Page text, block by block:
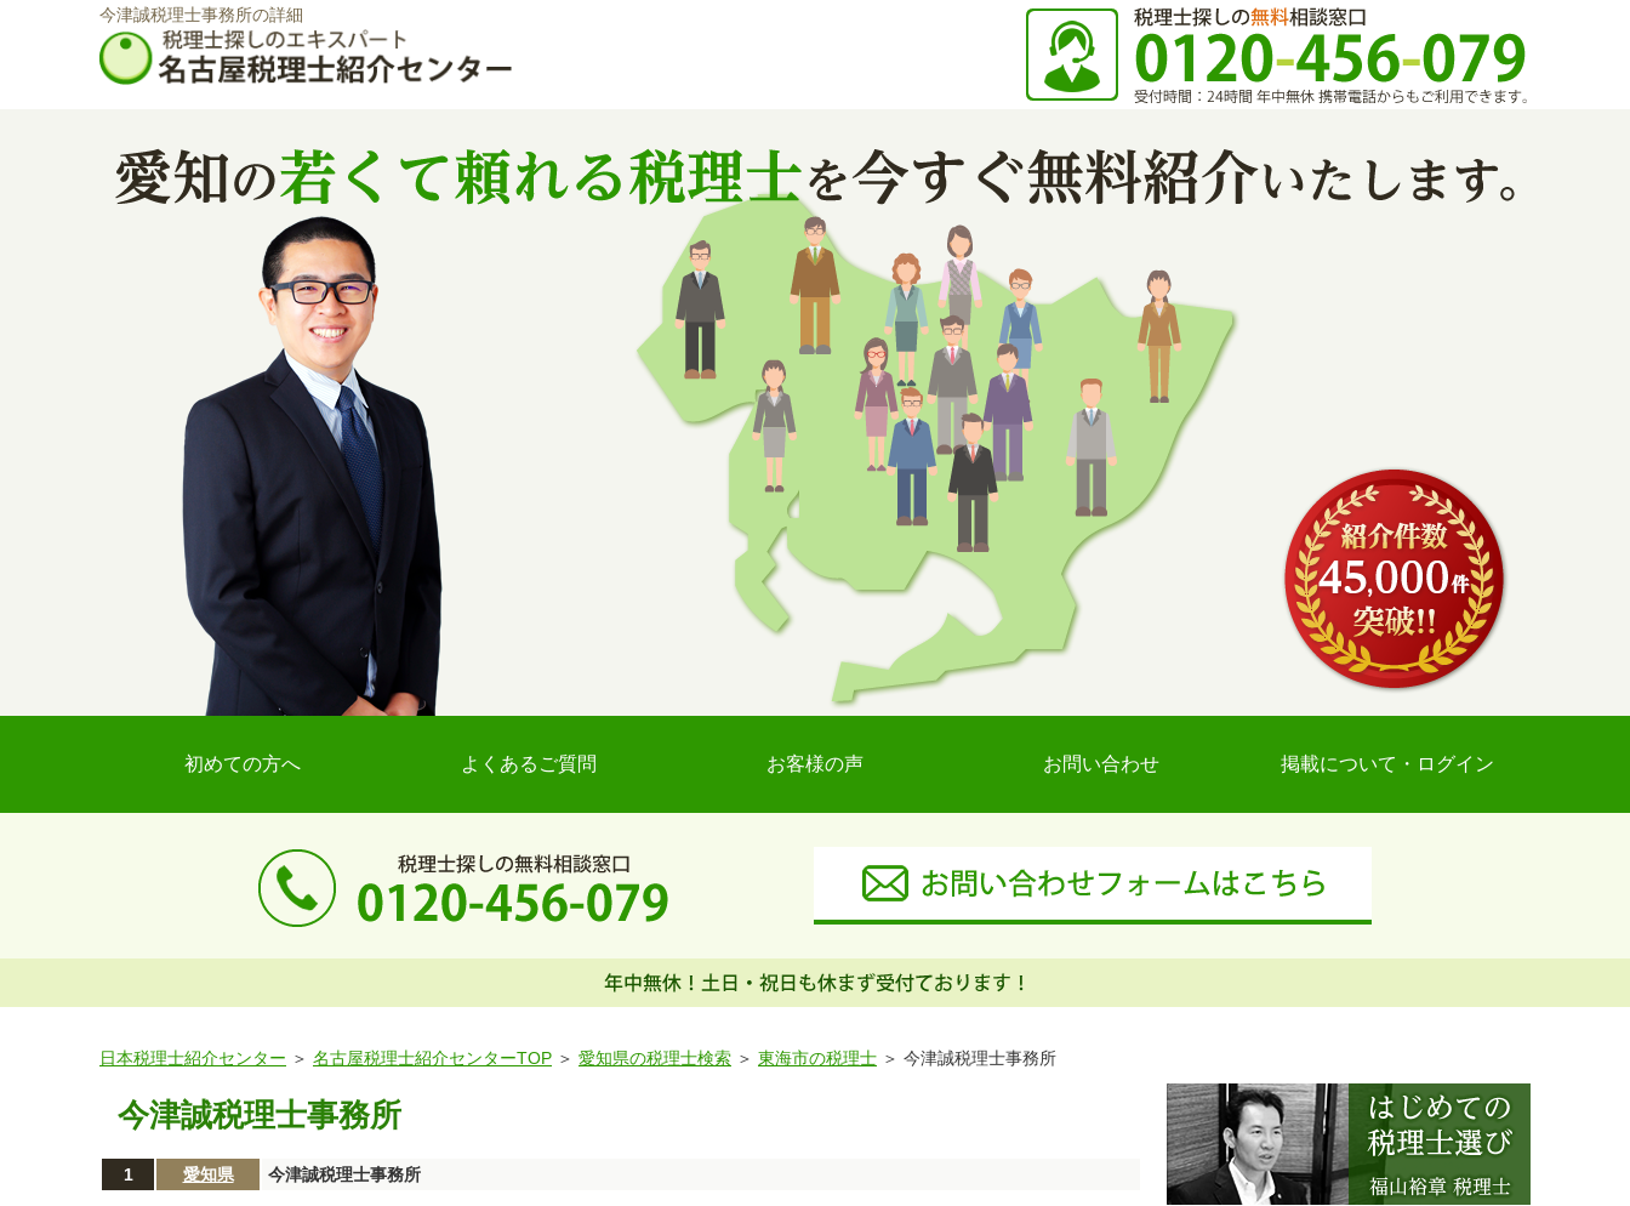
今津誠税理士事務所の詳細
初めての方へ よくあるご質問 お客様の声 お問い合わせ 掲載について・ログイン
日本税理士紹介センター 名古屋税理士紹介センターTOP 愛知県の税理士検索 東海市の税理士 今津誠税理士事務所
今津誠税理士事務所
1 愛知県 今津誠税理士事務所